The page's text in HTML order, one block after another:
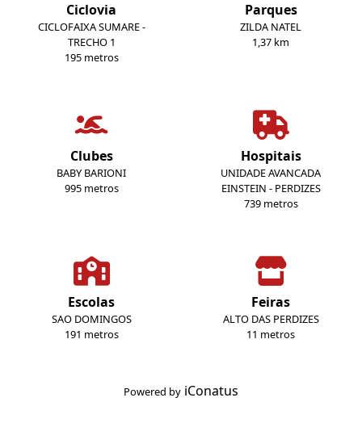
Ciclovia
CICLOFAIXA SUMARE -
TRECHO 1
195 metros
Parques
ZILDA NATEL
1,37 km
Clubes
BABY BARIONI
995 metros
Hospitais
UNIDADE AVANCADA
EINSTEIN - PERDIZES
739 metros
Escolas
SAO DOMINGOS
191 metros
Feiras
ALTO DAS PERDIZES
11 metros
Powered by iConatus